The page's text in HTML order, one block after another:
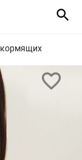
кормящих